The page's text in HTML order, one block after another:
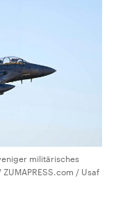
militärisches
/ Usaf